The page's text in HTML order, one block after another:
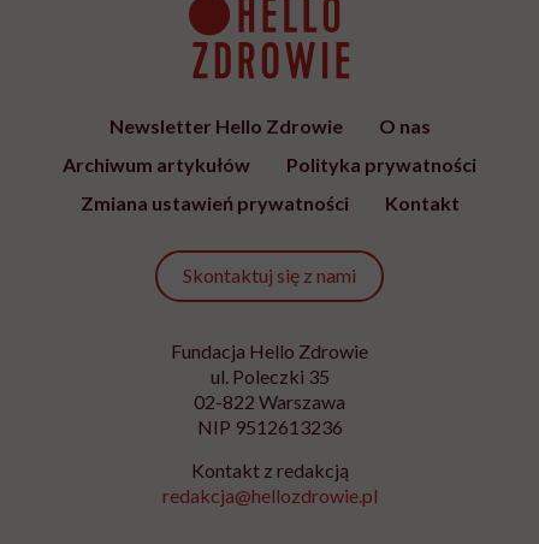
Newsletter Hello Zdrowie
O nas
Archiwum artykułów
Polityka prywatności
Zmiana ustawień prywatności
Kontakt
Skontaktuj się z nami
Fundacja Hello Zdrowie
ul. Poleczki 35
02-822 Warszawa
NIP 9512613236
Kontakt z redakcją
redakcja@hellozdrowie.pl